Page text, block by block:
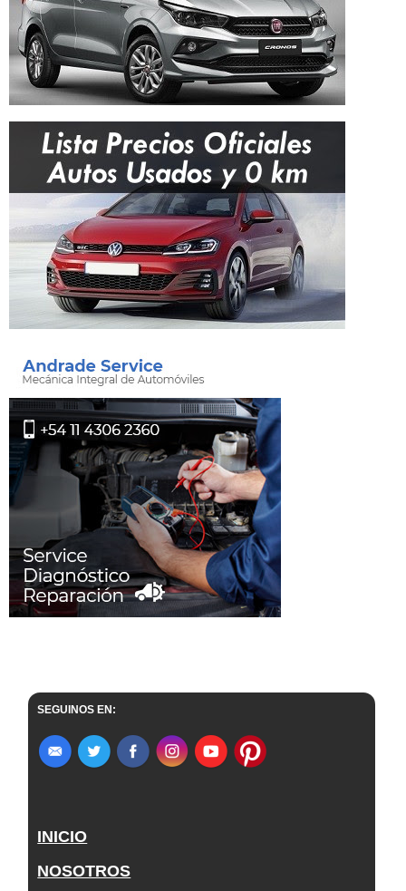
SEGUINOS EN:
INICIO
NOSOTROS